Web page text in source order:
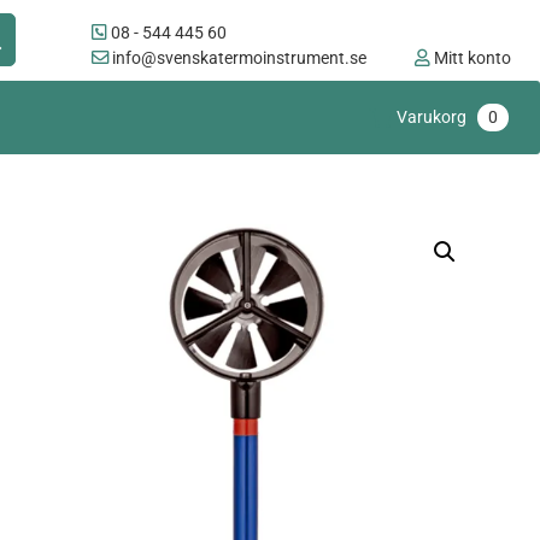
08 - 544 445 60
info@svenskatermoinstrument.se
Mitt konto
Varukorg 0